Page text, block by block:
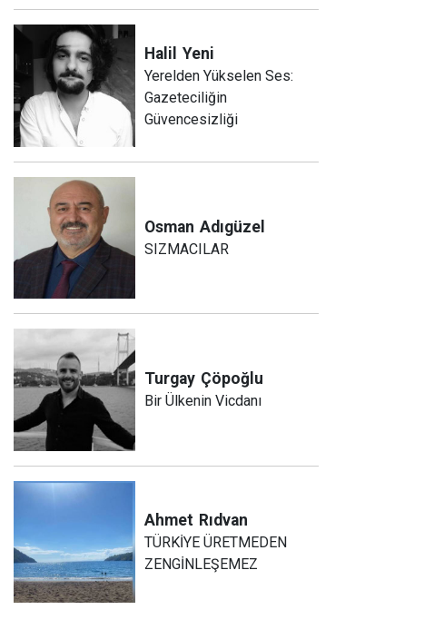
Halil Yeni
Yerelden Yükselen Ses:
Gazeteciliğin
Güvencesizliği
Osman Adıgüzel
SIZMACILAR
Turgay Çöpoğlu
Bir Ülkenin Vicdanı
Ahmet Rıdvan
TÜRKİYE ÜRETMEDEN
ZENGİNLEŞEMEZ